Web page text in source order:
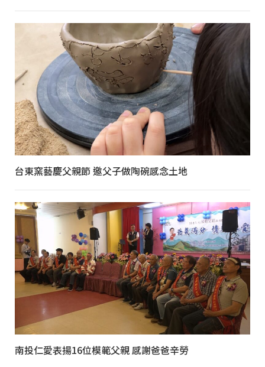
台東窯藝慶父親節 邀父子做陶碗感念土地
南投仁愛表揚16位模範父親 感謝爸爸辛勞